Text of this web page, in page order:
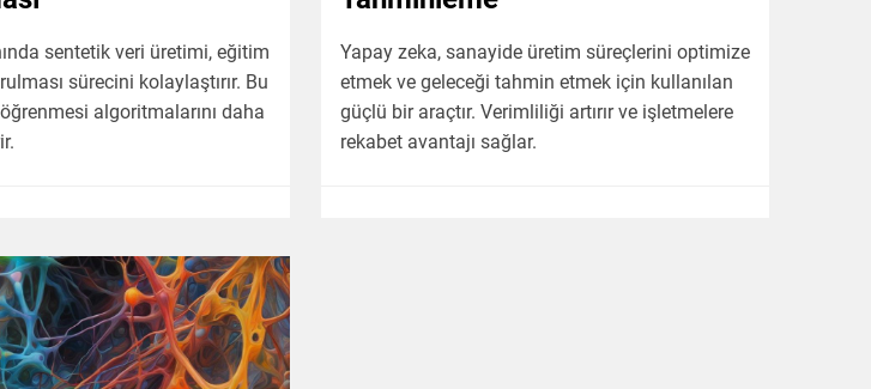
sentetik veri üretimi, eğitim
sürecini kolaylaştırır. Bu
algoritmalarını daha
Yapay zeka, sanayide üretim süreçlerini optimize
etmek ve geleceği tahmin etmek için kullanılan
güçlü bir araçtır. Verimliliği artırır ve işletmelere
rekabet avantajı sağlar.